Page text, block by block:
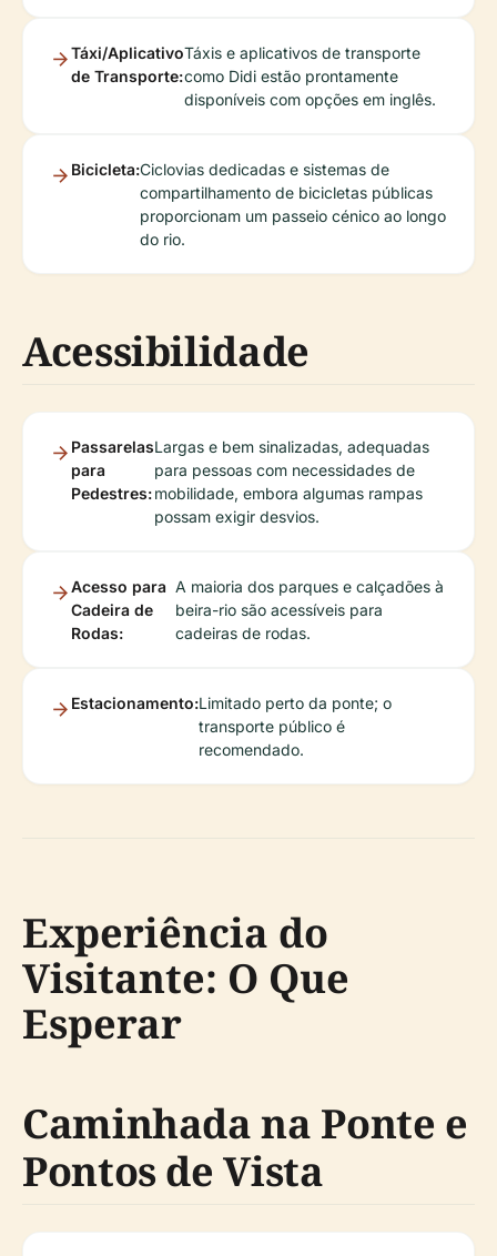
Táxi/Aplicativo
de Transporte:
Táxis e aplicativos de transporte
como Didi estão prontamente
disponíveis com opções em inglês.
Bicicleta:Ciclovias dedicadas e sistemas de
compartilhamento de bicicletas públicas
proporcionam um passeio cénico ao longo
do rio.
Acessibilidade
Passarelas
para
Pedestres:
Largas e bem sinalizadas, adequadas
para pessoas com necessidades de
mobilidade, embora algumas rampas
possam exigir desvios.
Acesso para
Cadeira de
Rodas:
A maioria dos parques e calçadões à
beira-rio são acessíveis para
cadeiras de rodas.
Estacionamento:Limitado perto da ponte; o
transporte público é
recomendado.
Experiência do
Visitante: O Que
Esperar
Caminhada na Ponte e
Pontos de Vista